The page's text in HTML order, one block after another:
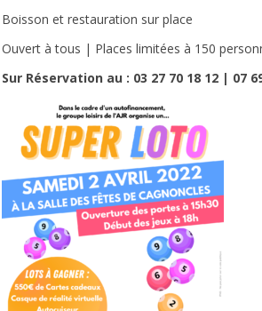
Boisson et restauration sur place
Ouvert à tous | Places limitées à 150
Sur Réservation au : 03 27 70 18 12 | 07